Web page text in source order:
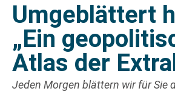
Umgeblättert
„Ein
Atlas der
Jeden Morgen blättern wir für Sie